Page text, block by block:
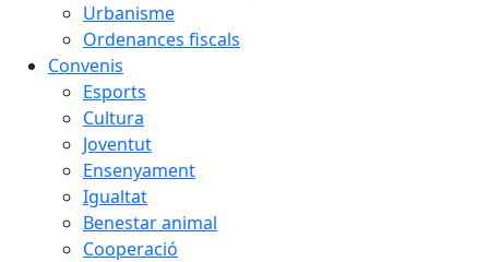
Urbanisme
Ordenances fiscals
Convenis
Esports
Cultura
Joventut
Ensenyament
Igualtat
Benestar animal
Cooperació